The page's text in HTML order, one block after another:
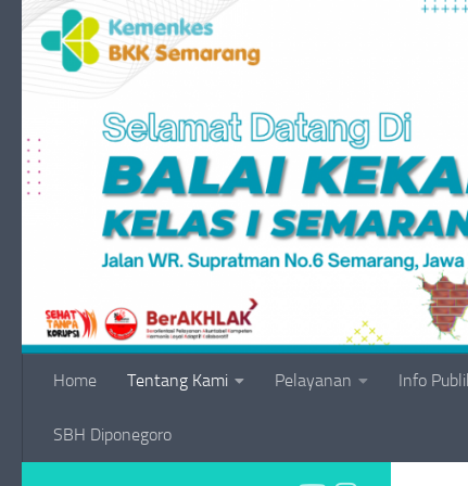
Skip to content
Home Tentang Kami Pelayanan Info
SBH Diponegoro